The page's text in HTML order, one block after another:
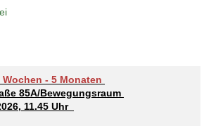
- 5 Monaten
85A/Bewegungsraum
11.45 Uhr